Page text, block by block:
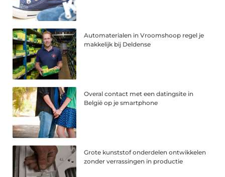
Automaterialen in Vroomshoop regel je
makkelijk bij Deldense
Overal contact met een datingsite in
België op je smartphone
Grote kunststof onderdelen ontwikkelen
zonder verrassingen in productie